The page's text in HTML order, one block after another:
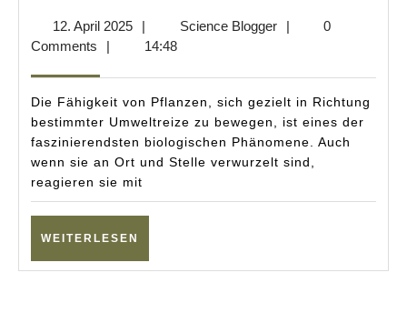
wachsen:
geheimen
Signale
der
12. April 202512.
April
| Science BloggerScience
|
0
Comments
| 14:48
Die Fähigkeit von Pflanzen, sich gezielt in Richtung
bestimmter Umweltreize zu bewegen, ist eines der
faszinierendsten biologischen Phänomene. Auch
wenn sie an Ort und Stelle verwurzelt sind,
reagieren sie mit
WEITERLESEN